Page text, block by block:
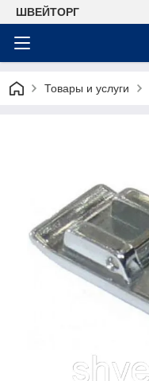
ШВЕЙТОРГ
Товары и услуги